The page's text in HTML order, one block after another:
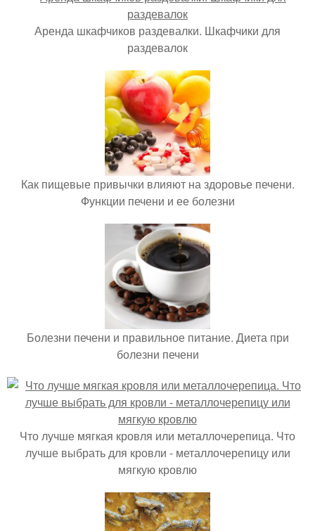
Аренда шкафчиков раздевалки. Шкафчики для
раздевалок
Как пищевые привычки влияют на здоровье печени.
Функции печени и ее болезни
Болезни печени и правильное питание. Диета при
болезни печени
Что лучше мягкая кровля или металлочерепица. Что
лучше выбрать для кровли - металлочерепицу или
мягкую кровлю